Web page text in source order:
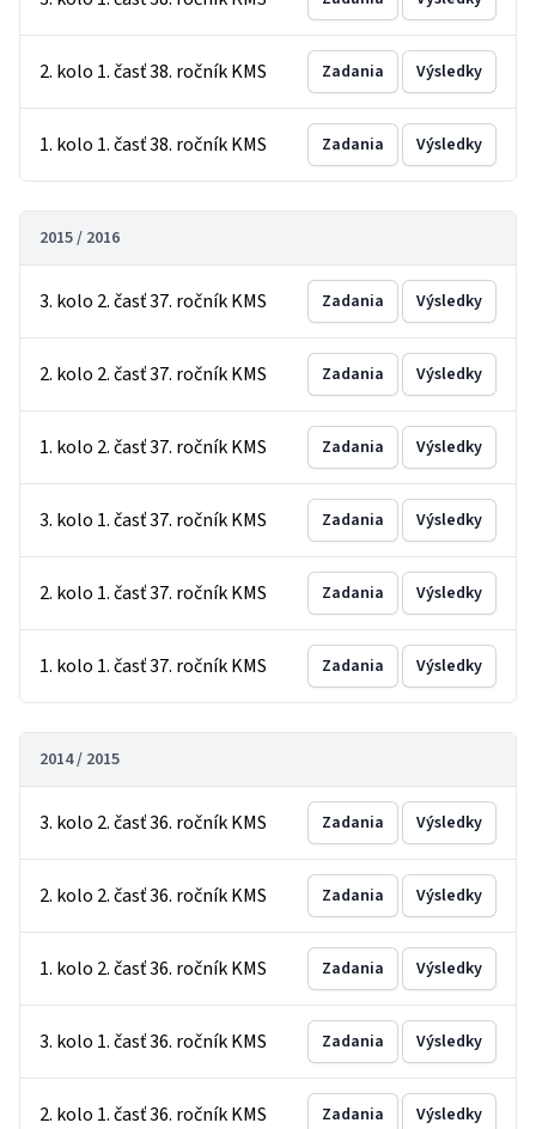
2. kolo 1. časť 38. ročník KMS Zadania Výsledky
1. kolo 1. časť 38. ročník KMS Zadania Výsledky
2015 / 2016
3. kolo 2. časť 37. ročník KMS Zadania Výsledky
2. kolo 2. časť 37. ročník KMS Zadania Výsledky
1. kolo 2. časť 37. ročník KMS Zadania Výsledky
3. kolo 1. časť 37. ročník KMS Zadania Výsledky
2. kolo 1. časť 37. ročník KMS Zadania Výsledky
1. kolo 1. časť 37. ročník KMS Zadania Výsledky
2014 / 2015
3. kolo 2. časť 36. ročník KMS Zadania Výsledky
2. kolo 2. časť 36. ročník KMS Zadania Výsledky
1. kolo 2. časť 36. ročník KMS Zadania Výsledky
3. kolo 1. časť 36. ročník KMS Zadania Výsledky
2. kolo 1. časť 36. ročník KMS Zadania Výsledky